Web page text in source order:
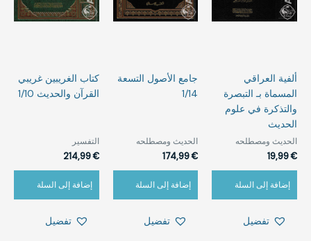
ألفية العراقي
المسماة بـ التبصرة
والتذكرة في علوم
الحديث
الحديث ومصطلحه‎⁨
19,99€
إضافة إلى السلة
تفضيل
جامع الأصول التسعة
1/14
الحديث ومصطلحه‎⁨
174,99€
إضافة إلى السلة
تفضيل
كتاب الغريبين ‏غريبي
القرآن والحديث 1/10
التفسير
214,99€
إضافة إلى السلة
تفضيل